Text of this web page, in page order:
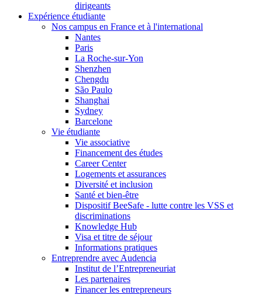
dirigeants
Expérience étudiante
Nos campus en France et à l'international
Nantes
Paris
La Roche-sur-Yon
Shenzhen
Chengdu
São Paulo
Shanghai
Sydney
Barcelone
Vie étudiante
Vie associative
Financement des études
Career Center
Logements et assurances
Diversité et inclusion
Santé et bien-être
Dispositif BeeSafe - lutte contre les VSS et
discriminations
Knowledge Hub
Visa et titre de séjour
Informations pratiques
Entreprendre avec Audencia
Institut de l’Entrepreneuriat
Les partenaires
Financer les entrepreneurs